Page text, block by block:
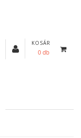
KOSÁR
0 db